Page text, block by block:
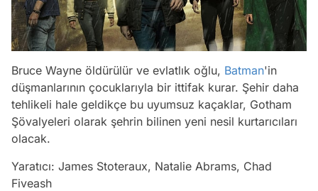
Bruce Wayne öldürülür ve evlatlık oğlu, Batman'in
düşmanlarının çocuklarıyla bir ittifak kurar. Şehir daha
tehlikeli hale geldikçe bu uyumsuz kaçaklar, Gotham
Şövalyeleri olarak şehrin bilinen yeni nesil kurtarıcıları
olacak.
Yaratıcı: James Stoteraux, Natalie Abrams, Chad
Fiveash